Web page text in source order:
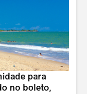
para
no boleto,